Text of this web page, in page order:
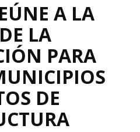
A LA
LA
PARA
DE